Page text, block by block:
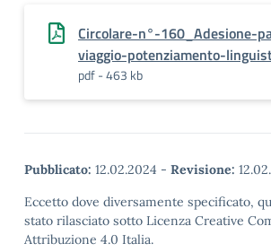
Circolare-n°-160_Adesione-
viaggio-potenziamento-
pdf - 463 kb
Pubblicato: 12.02.2024 - Revisione:
Eccetto dove diversamente specificato,
stato rilasciato sotto Licenza Creative
Attribuzione 4.0 Italia.